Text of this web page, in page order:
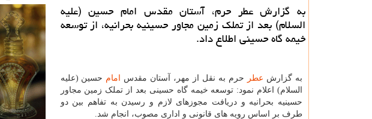
به گزارش عطر حرم، آستان مقدس امام حسین (علیه
السلام) بعد از تملک زمین مجاور حسینیه بحرانیه، از توسعه
خیمه گاه حسینی اطلاع داد.
به گزارش عطر حرم به نقل از مهر، آستان مقدس امام حسین (علیه
السلام) اعلام نمود: توسعه خیمه گاه حسینی بعد از تملک زمین مجاور
حسینیه بحرانیه و دریافت مجوزهای لازم و رسیدن به تفاهم بین دو
طرف بر اساس رویه های قانونی و اداری مصوب، انجام شد.